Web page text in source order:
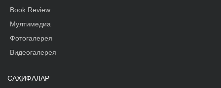
Book Review
Мултимедиа
Фотогалерея
Видеогалерея
САҲИФАЛАР